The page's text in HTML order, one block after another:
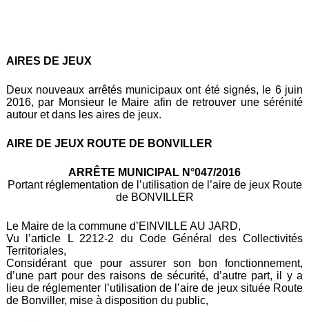
AIRES DE JEUX
Deux nouveaux arrêtés municipaux ont été signés, le 6 juin
2016, par Monsieur le Maire afin de retrouver une sérénité
autour et dans les aires de jeux.
AIRE DE JEUX ROUTE DE BONVILLER
ARRÊTE MUNICIPAL N°047/2016
Portant réglementation de l’utilisation de l’aire de jeux Route
de BONVILLER
Le Maire de la commune d’EINVILLE AU JARD,
Vu l’article L 2212-2 du Code Général des Collectivités
Territoriales,
Considérant que pour assurer son bon fonctionnement,
d’une part pour des raisons de sécurité, d’autre part, il y a
lieu de réglementer l’utilisation de l’aire de jeux située Route
de Bonviller, mise à disposition du public,